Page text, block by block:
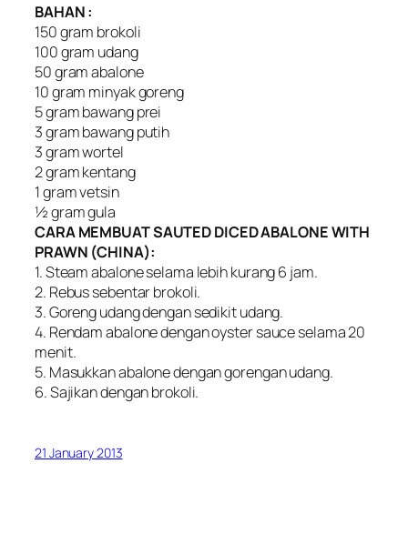
BAHAN :
150 gram brokoli
100 gram udang
50 gram abalone
10 gram minyak goreng
5 gram bawang prei
3 gram bawang putih
3 gram wortel
2 gram kentang
1 gram vetsin
½ gram gula
CARA MEMBUAT SAUTED DICED ABALONE WITH
PRAWN (CHINA):
1. Steam abalone selama lebih kurang 6 jam.
2. Rebus sebentar brokoli.
3. Goreng udang dengan sedikit udang.
4. Rendam abalone dengan oyster sauce selama 20
menit.
5. Masukkan abalone dengan gorengan udang.
6. Sajikan dengan brokoli.
21 January 2013